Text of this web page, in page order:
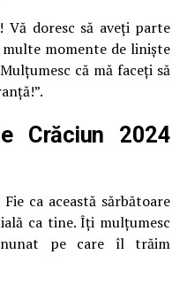
doresc să aveți parte
momente de liniște
că mă faceți să
Crăciun 2024
ca această sărbătoare
ca tine. Îți mulțumesc
pe care îl trăim